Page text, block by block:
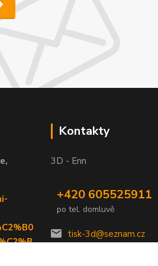
Kontakty
3D - Enn
+420 605525911
po tel. domluvě
tisk-3d@seznam.cz